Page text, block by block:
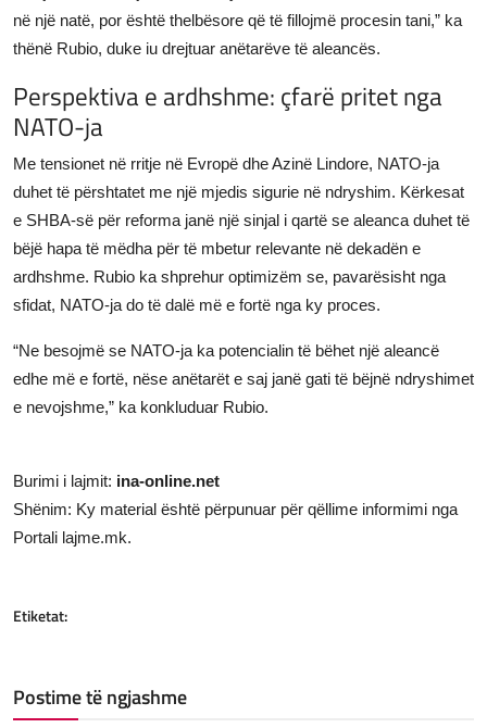
në një natë, por është thelbësore që të fillojmë procesin tani,” ka
thënë Rubio, duke iu drejtuar anëtarëve të aleancës.
Perspektiva e ardhshme: çfarë pritet nga
NATO-ja
Me tensionet në rritje në Evropë dhe Azinë Lindore, NATO-ja
duhet të përshtatet me një mjedis sigurie në ndryshim. Kërkesat
e SHBA-së për reforma janë një sinjal i qartë se aleanca duhet të
bëjë hapa të mëdha për të mbetur relevante në dekadën e
ardhshme. Rubio ka shprehur optimizëm se, pavarësisht nga
sfidat, NATO-ja do të dalë më e fortë nga ky proces.
“Ne besojmë se NATO-ja ka potencialin të bëhet një aleancë
edhe më e fortë, nëse anëtarët e saj janë gati të bëjnë ndryshimet
e nevojshme,” ka konkluduar Rubio.
Burimi i lajmit: ina-online.net
Shënim: Ky material është përpunuar për qëllime informimi nga
Portali lajme.mk.
Etiketat:
Postime të ngjashme